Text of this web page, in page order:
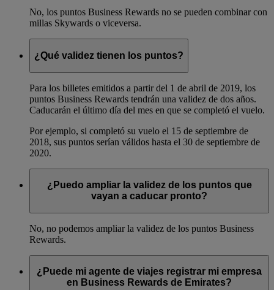
No, los puntos Business Rewards no se pueden combinar con
millas Skywards o viceversa.
¿Qué validez tienen los puntos?
Para los billetes emitidos a partir del 1 de abril de 2019, los
puntos Business Rewards tendrán una validez de dos años.
Caducarán el último día del mes en que se completó el vuelo.
Por ejemplo, si completó su vuelo el 15 de septiembre de
2018, sus puntos serían válidos hasta el 30 de septiembre de
2020.
¿Puedo ampliar la validez de los puntos que
vayan a caducar pronto?
No, no podemos ampliar la validez de los puntos Business
Rewards.
¿Puede mi agente de viajes registrar mi empresa
en Business Rewards de Emirates?